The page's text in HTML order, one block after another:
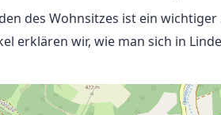
des Wohnsitzes ist ein
erklären wir, wie man sich in